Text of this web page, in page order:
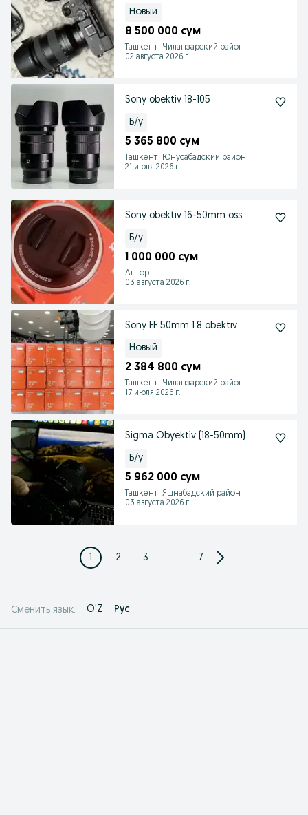
Новый
8 500 000 сум
Ташкент, Чиланзарский район
02 августа 2026 г.
Sony obektiv 18-105
Б/у
5 365 800 сум
Ташкент, Юнусабадский район
21 июля 2026 г.
Sony obektiv 16-50mm oss
Б/у
1 000 000 сум
Ангор
03 августа 2026 г.
Sony EF 50mm 1.8 obektiv
Новый
2 384 800 сум
Ташкент, Чиланзарский район
17 июля 2026 г.
Sigma Obyektiv (18-50mm)
Б/у
5 962 000 сум
Ташкент, Яшнабадский район
03 августа 2026 г.
1 2 3 ... 7
Сменить язык: O'Z Рус